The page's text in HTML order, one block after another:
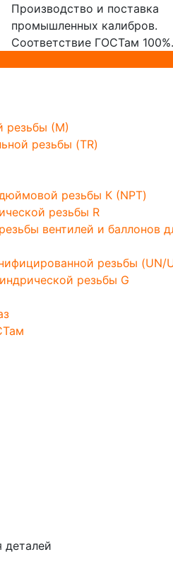
Производство и поставка
промышленных калибров.
Соответствие ГОСТам 100%.
резьбы (М)
резьбы (TR)
резьбы К (NPT)
резьбы R
вентилей и баллонов
резьбы (UN/
резьбы G
деталей